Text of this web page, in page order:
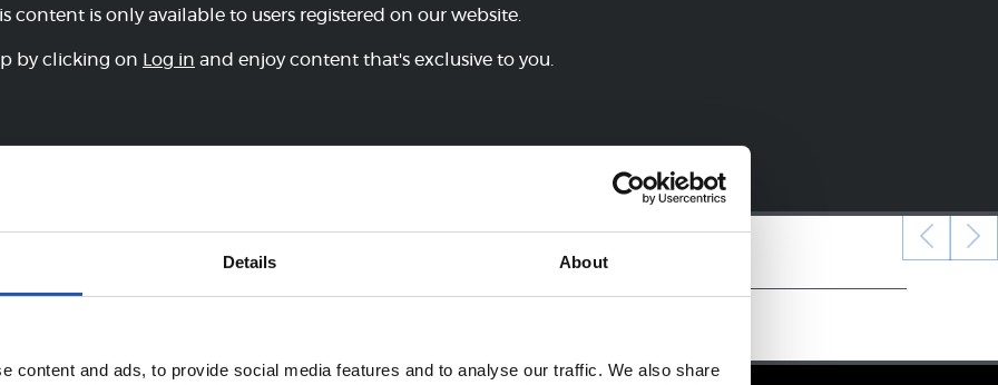
Details About
content and ads, to provide social media features and to analyse our traffic. We also share
content is only available to users registered on our website.
by clicking on Log in and enjoy content that's exclusive to you.